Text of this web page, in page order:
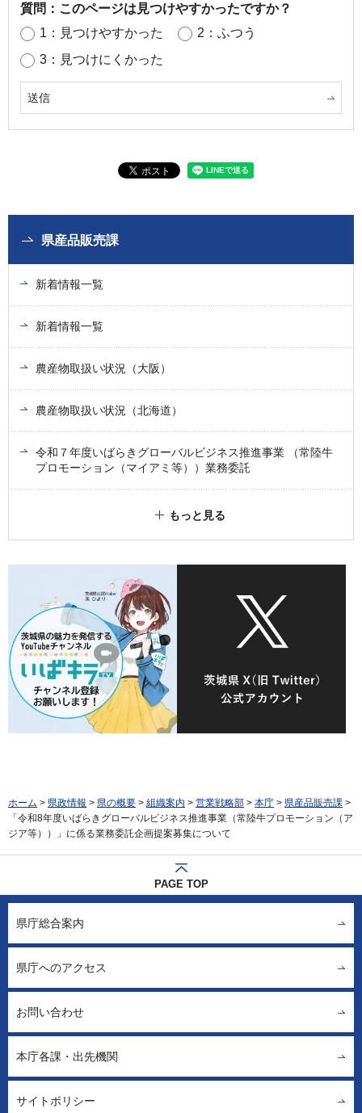
質問：このページは見つけやすかったですか？
1：見つけやすかった
2：ふつう
3：見つけにくかった
県産品販売課
新着情報一覧
新着情報一覧
農産物取扱い状況（大阪）
農産物取扱い状況（北海道）
令和７年度いばらきグローバルビジネス推進事業 （常陸牛
プロモーション（マイアミ等））業務委託
もっと見る
ホーム > 県政情報 > 県の概要 > 組織案内 > 営業戦略部 > 本庁 > 県産品販売課 >
「令和8年度いばらきグローバルビジネス推進事業（常陸牛プロモーション（ア
ジア等））」に係る業務委託企画提案募集について
PAGE TOP
県庁総合案内
県庁へのアクセス
お問い合わせ
本庁各課・出先機関
サイトポリシー